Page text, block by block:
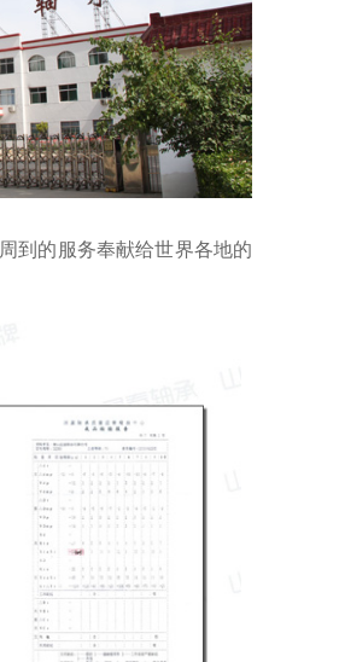
到的服务奉献给世界各地的